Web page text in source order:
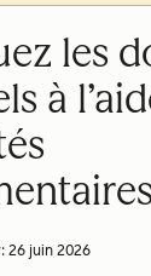
les
à
26 juin 2026